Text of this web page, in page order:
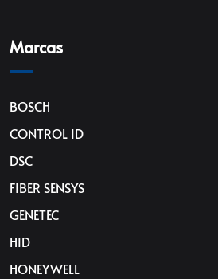
Marcas
BOSCH
CONTROL ID
DSC
FIBER SENSYS
GENETEC
HID
HONEYWELL